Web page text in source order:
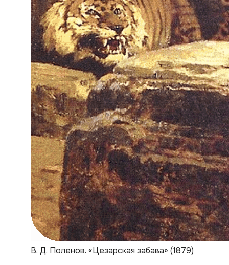
В. Д. Поленов. «Цезарская забава» (1879)